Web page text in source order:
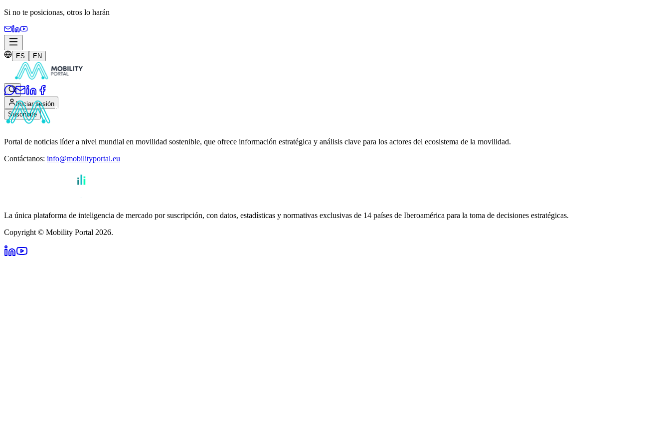
Si no te posicionas, otros lo harán
ES EN
Iniciar sesión
Suscribite
Portal de noticias líder a nivel mundial en movilidad sostenible, que ofrece información estratégica y análisis clave para los actores del ecosistema de la movilidad.
Contáctanos: info@mobilityportal.eu
La única plataforma de inteligencia de mercado por suscripción, con datos, estadísticas y normativas exclusivas de 14 países de Iberoamérica para la toma de decisiones estratégicas.
Copyright © Mobility Portal 2026.